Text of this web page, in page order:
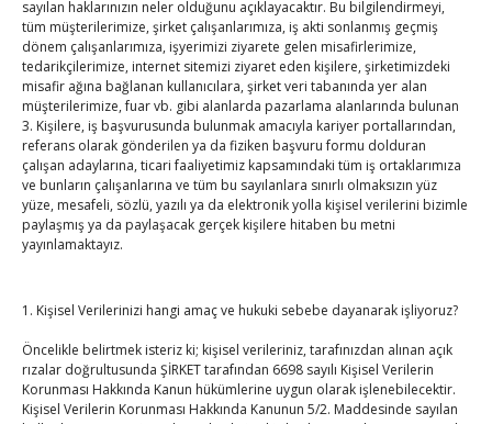
sayılan haklarınızın neler olduğunu açıklayacaktır. Bu bilgilendirmeyi,
tüm müşterilerimize, şirket çalışanlarımıza, iş akti sonlanmış geçmiş
dönem çalışanlarımıza, işyerimizi ziyarete gelen misafirlerimize,
tedarikçilerimize, internet sitemizi ziyaret eden kişilere, şirketimizdeki
misafir ağına bağlanan kullanıcılara, şirket veri tabanında yer alan
müşterilerimize, fuar vb. gibi alanlarda pazarlama alanlarında bulunan
3. Kişilere, iş başvurusunda bulunmak amacıyla kariyer portallarından,
referans olarak gönderilen ya da fiziken başvuru formu dolduran
çalışan adaylarına, ticari faaliyetimiz kapsamındaki tüm iş ortaklarımıza
ve bunların çalışanlarına ve tüm bu sayılanlara sınırlı olmaksızın yüz
yüze, mesafeli, sözlü, yazılı ya da elektronik yolla kişisel verilerini bizimle
paylaşmış ya da paylaşacak gerçek kişilere hitaben bu metni
yayınlamaktayız.
1. Kişisel Verilerinizi hangi amaç ve hukuki sebebe dayanarak işliyoruz?
Öncelikle belirtmek isteriz ki; kişisel verileriniz, tarafınızdan alınan açık
rızalar doğrultusunda ŞİRKET tarafından 6698 sayılı Kişisel Verilerin
Korunması Hakkında Kanun hükümlerine uygun olarak işlenebilecektir.
Kişisel Verilerin Korunması Hakkında Kanunun 5/2. Maddesinde sayılan
ByTUTSOon Ağu 5, 2026
Diren ailesine taziye ziyareti
ByTUTSOon Ağu 4, 2026
Hisarcıklıoğlu, Ardahan Üniversitesi Rektörü Prof. Dr.
Emiroğlu’nu kabul etti
ByTUTSOon Ağu 4, 2026
8
9 10 11 12 13
14
15
16 17 18 19 20
21